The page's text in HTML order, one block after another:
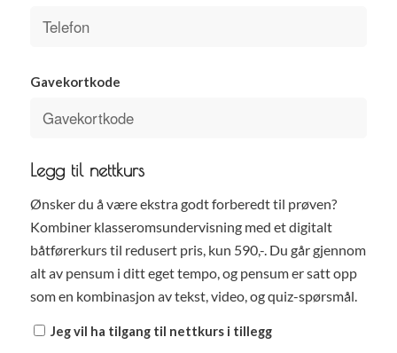
Gavekortkode
Legg til nettkurs
Ønsker du å være ekstra godt forberedt til prøven?
Kombiner klasseromsundervisning med et digitalt
båtførerkurs til redusert pris, kun 590,-. Du går gjennom
alt av pensum i ditt eget tempo, og pensum er satt opp
som en kombinasjon av tekst, video, og quiz-spørsmål.
Jeg vil ha tilgang til nettkurs i tillegg